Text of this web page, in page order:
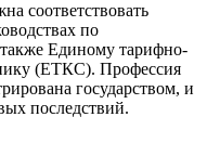
соответствовать
по
Единому тарифно-
(ЕТКС). Профессия
государством, и
последствий.